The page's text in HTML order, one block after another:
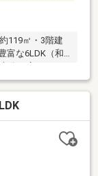
119㎡・3階建
富な6LDK（和
できます。・
箇所にあり、複
がしっかりと
第一種中高層住
は「三角公園」